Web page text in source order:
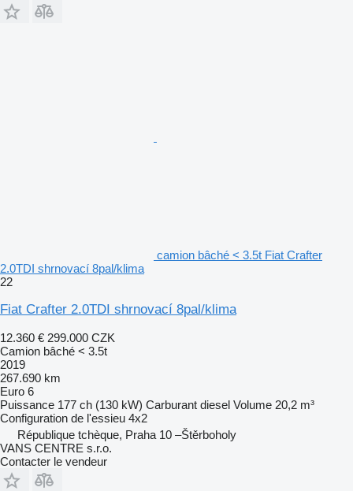
camion bâché < 3.5t Fiat Crafter
2.0TDI shrnovací 8pal/klima
22
Fiat Crafter 2.0TDI shrnovací 8pal/klima
12.360 € 299.000 CZK
Camion bâché < 3.5t
2019
267.690 km
Euro 6
Puissance 177 ch (130 kW) Carburant diesel Volume 20,2 m³
Configuration de l'essieu 4x2
République tchèque, Praha 10 –Štěrboholy
VANS CENTRE s.r.o.
Contacter le vendeur